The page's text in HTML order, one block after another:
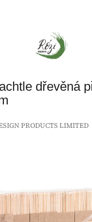
dřevěná
PRODUCTS LIMITED